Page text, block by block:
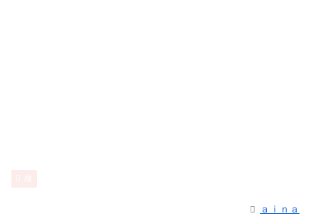
ａｉｎａ